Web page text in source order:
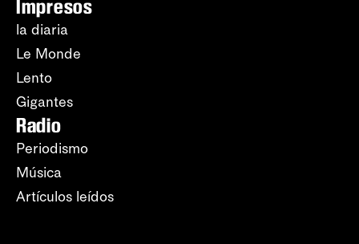
Impresos
la diaria
Le Monde
Lento
Gigantes
Radio
Periodismo
Música
Artículos leídos